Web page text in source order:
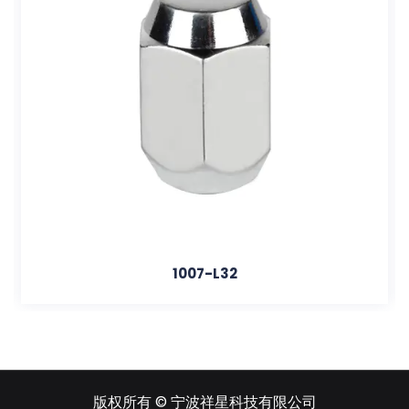
1007-L32
版权所有 © 宁波祥星科技有限公司